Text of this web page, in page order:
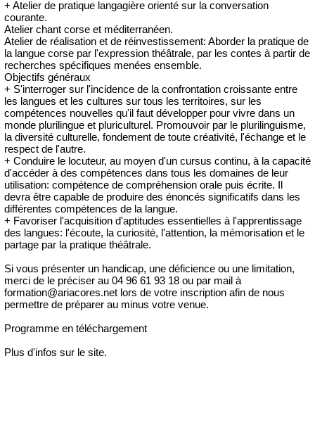
+ Atelier de pratique langagière orienté sur la conversation
courante.
Atelier chant corse et méditerranéen.
Atelier de réalisation et de réinvestissement: Aborder la pratique de
la langue corse par l'expression théâtrale, par les contes à partir de
recherches spécifiques menées ensemble.
Objectifs généraux
+ S'interroger sur l'incidence de la confrontation croissante entre
les langues et les cultures sur tous les territoires, sur les
compétences nouvelles qu'il faut développer pour vivre dans un
monde plurilingue et pluriculturel. Promouvoir par le plurilinguisme,
la diversité culturelle, fondement de toute créativité, l'échange et le
respect de l'autre.
+ Conduire le locuteur, au moyen d'un cursus continu, à la capacité
d'accéder à des compétences dans tous les domaines de leur
utilisation: compétence de compréhension orale puis écrite. Il
devra être capable de produire des énoncés significatifs dans les
différentes compétences de la langue.
+ Favoriser l'acquisition d'aptitudes essentielles à l'apprentissage
des langues: l'écoute, la curiosité, l'attention, la mémorisation et le
partage par la pratique théâtrale.
Si vous présenter un handicap, une déficience ou une limitation,
merci de le préciser au 04 96 61 93 18 ou par mail à
formation@ariacores.net lors de votre inscription afin de nous
permettre de préparer au minus votre venue.
Programme en téléchargement
Plus d'infos sur le site.